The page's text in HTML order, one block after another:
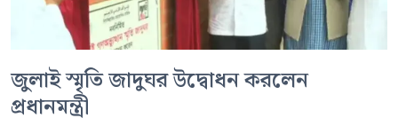
জুলাই স্মৃতি জাদুঘর উদ্বোধন করলেন
প্রধানমন্ত্রী